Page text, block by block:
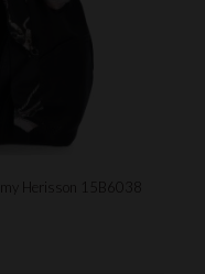
Herisson 15B6038